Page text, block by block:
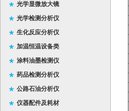
光学显微放大镜
光学检测分析仪
生化反应分析仪
加温恒温设备类
涂料油墨检测仪
药品检测分析仪
公路石油分析仪
仪器配件及耗材